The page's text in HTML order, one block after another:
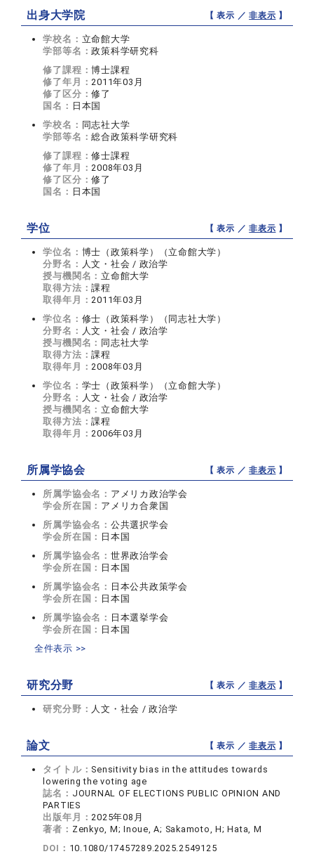
出身大学院 【 表示 ／非表示 】
学校名： 立命館大学
学部等名：政策科学研究科
修了課程：博士課程
修了年月：2011年03月
修了区分：修了
国名： 日本国
学校名： 同志社大学
学部等名：総合政策科学研究科
修了課程：修士課程
修了年月：2008年03月
修了区分：修了
国名： 日本国
学位 【 表示 ／非表示 】
学位名： 博士（政策科学）（立命館大学）
分野名： 人文・社会 / 政治学
授与機関名： 立命館大学
取得方法：課程
取得年月：2011年03月
学位名： 修士（政策科学）（同志社大学）
分野名： 人文・社会 / 政治学
授与機関名： 同志社大学
取得方法：課程
取得年月：2008年03月
学位名： 学士（政策科学）（立命館大学）
分野名： 人文・社会 / 政治学
授与機関名： 立命館大学
取得方法：課程
取得年月：2006年03月
所属学協会 【 表示 ／非表示 】
所属学協会名： アメリカ政治学会
学会所在国： アメリカ合衆国
所属学協会名： 公共選択学会
学会所在国： 日本国
所属学協会名： 世界政治学会
学会所在国： 日本国
所属学協会名： 日本公共政策学会
学会所在国： 日本国
所属学協会名： 日本選挙学会
学会所在国： 日本国
全件表示 >>
研究分野 【 表示 ／非表示 】
研究分野： 人文・社会 / 政治学
論文 【 表示 ／非表示 】
タイトル： Sensitivity bias in the attitudes towards
lowering the voting age
誌名： JOURNAL OF ELECTIONS PUBLIC OPINION AND
PARTIES
出版年月：2025年08月
著者： Zenkyo, M; Inoue, A; Sakamoto, H; Hata, M
DOI： 10.1080/17457289.2025.2549125